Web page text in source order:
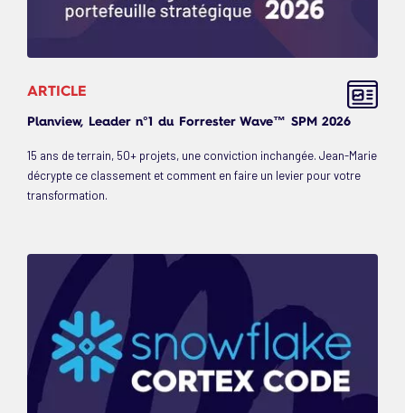
ARTICLE
Planview, Leader n°1 du Forrester Wave™ SPM 2026
15 ans de terrain, 50+ projets, une conviction inchangée. Jean-Marie
décrypte ce classement et comment en faire un levier pour votre
transformation.